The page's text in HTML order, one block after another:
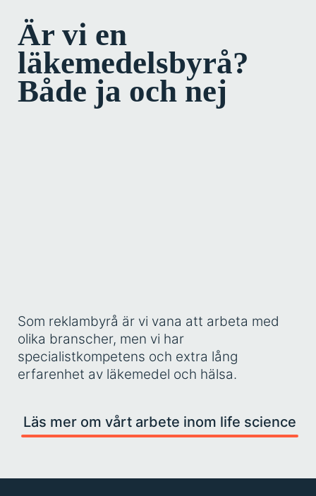
Är vi en
läkemedelsbyrå?
Både ja och nej
Som reklambyrå är vi vana att arbeta med
olika branscher, men vi har
specialistkompetens och extra lång
erfarenhet av läkemedel och hälsa.
Läs mer om vårt arbete inom life science